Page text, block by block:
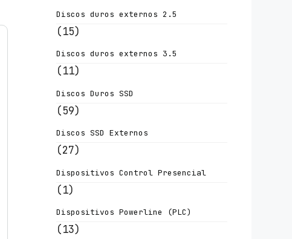
Discos duros externos 2.5
(15)
Discos duros externos 3.5
(11)
Discos Duros SSD
(59)
Discos SSD Externos
(27)
Dispositivos Control Presencial
(1)
Dispositivos Powerline (PLC)
(13)